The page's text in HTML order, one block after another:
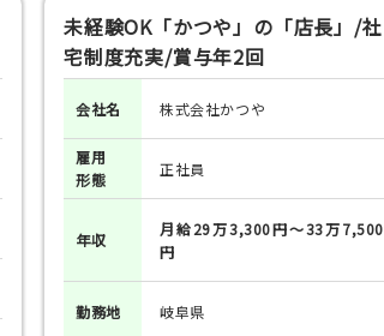
未経験OK「かつや」の「店長」/社
宅制度充実/賞与年2回
会社名 株式会社かつや
雇用
形態
正社員
年収
月給29万3,300円～33万7,500
円
勤務地 岐阜県